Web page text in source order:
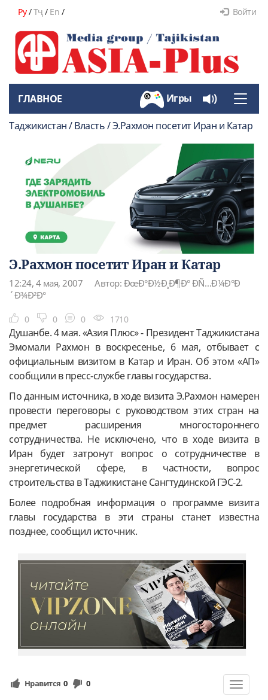
Ру/Тҷ/ En / Войти
Toggle
ГЛАВНОЕ Игры
Таджикистан / Власть / Э.Рахмон посетит Иран и Катар
Э.Рахмон посетит Иран и Катар
12:24, 4 мая, 2007
Автор: ÐœÐ°Ð½Ð¸Ð¶Ð° ÐÑ…Ð¼Ð°Ð
´Ð¾Ð²Ð°
0 0 0 1710
Душанбе. 4 мая. «Азия Плюс» - Президент Таджикистана
Эмомали Рахмон в воскресенье, 6 мая, отбывает с
официальным визитом в Катар и Иран. Об этом «АП»
сообщили в пресс-службе главы государства.
По данным источника, в ходе визита Э.Рахмон намерен
провести переговоры с руководством этих стран на
предмет расширения многостороннего
сотрудничества. Не исключено, что в ходе визита в
Иран будет затронут вопрос о сотрудничестве в
энергетической сфере, в частности, вопрос
строительства в Таджикистане Сангтудинской ГЭС-2.
Более подробная информация о программе визита
главы государства в эти страны станет известна
позднее, сообщил источник.
Toggle
Нравится 0 0